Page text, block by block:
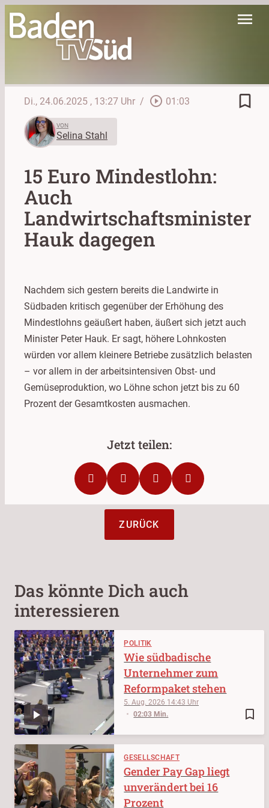
menu
Di., 24.06.2025 , 13:27 Uhr / play_circle_outline 01:03 bookmark_border
VON
Selina Stahl
15 Euro Mindestlohn:
Auch
Landwirtschaftsminister
Hauk dagegen
Nachdem sich gestern bereits die Landwirte in
Südbaden kritisch gegenüber der Erhöhung des
Mindestlohns geäußert haben, äußert sich jetzt auch
Minister Peter Hauk. Er sagt, höhere Lohnkosten
würden vor allem kleinere Betriebe zusätzlich belasten
– vor allem in der arbeitsintensiven Obst- und
Gemüseproduktion, wo Löhne schon jetzt bis zu 60
Prozent der Gesamtkosten ausmachen.
ZURÜCK
Das könnte Dich auch
interessieren
POLITIK
bookmark_border
5. Aug. 2026 14:43
02:03 Min.
Wie südbadische
Unternehmer zum
Reformpaket stehen
GESELLSCHAFT
Gender Pay Gap liegt
unverändert bei 16
Prozent